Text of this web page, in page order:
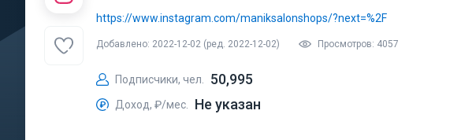
https://www.instagram.com/maniksalonshops/?next=%2F
Добавлено: 2022-12-02 (ред. 2022-12-02) Просмотров: 4057
Подписчики, чел. 50,995
Доход, ₽/мес. Не указан